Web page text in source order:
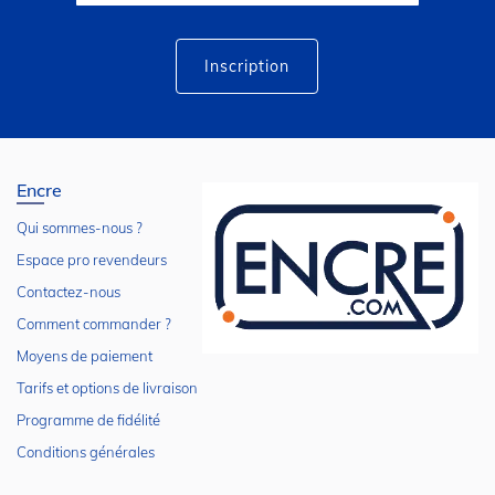
lettre
Inscription
Encre
Qui sommes-nous ?
Espace pro revendeurs
Contactez-nous
Comment commander ?
Moyens de paiement
Tarifs et options de livraison
Programme de fidélité
Conditions générales